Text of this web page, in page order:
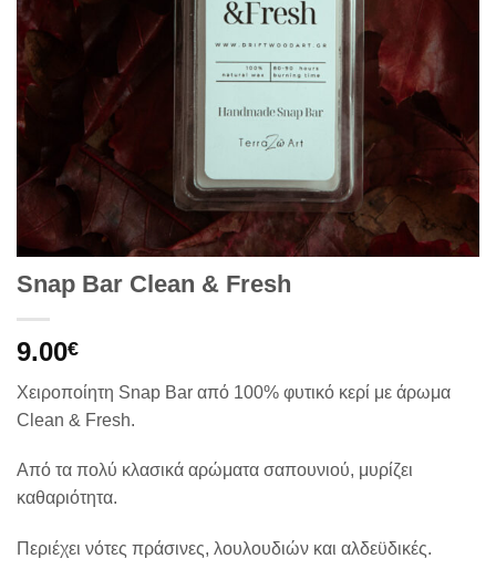
Snap Bar Clean & Fresh
9.00€
Χειροποίητη Snap Bar από 100% φυτικό κερί με άρωμα
Clean & Fresh.
Από τα πολύ κλασικά αρώματα σαπουνιού, μυρίζει
καθαριότητα.
Περιέχει νότες πράσινες, λουλουδιών και αλδεϋδικές.